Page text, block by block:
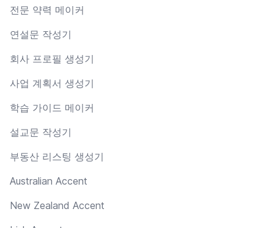
전문 약력 메이커
연설문 작성기
회사 프로필 생성기
사업 계획서 생성기
학습 가이드 메이커
설교문 작성기
부동산 리스팅 생성기
Australian Accent
New Zealand Accent